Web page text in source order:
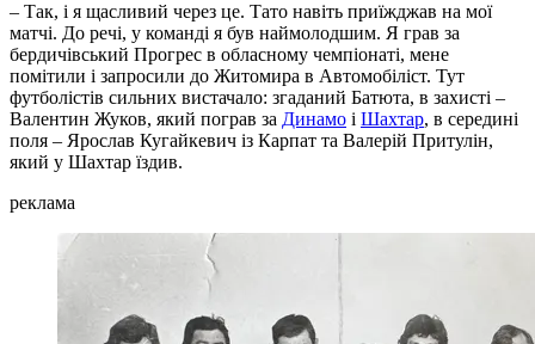
– Так, і я щасливий через це. Тато навіть приїжджав на мої
матчі. До речі, у команді я був наймолодшим. Я грав за
бердичівський Прогрес в обласному чемпіонаті, мене
помітили і запросили до Житомира в Автомобіліст. Тут
футболістів сильних вистачало: згаданий Батюта, в захисті –
Валентин Жуков, який пограв за Динамо і Шахтар, в середині
поля – Ярослав Кугайкевич із Карпат та Валерій Притулін,
який у Шахтар їздив.
реклама